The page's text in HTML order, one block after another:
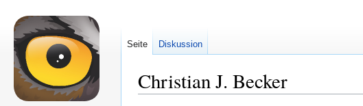
Christian J. Becker
Seite Diskussion